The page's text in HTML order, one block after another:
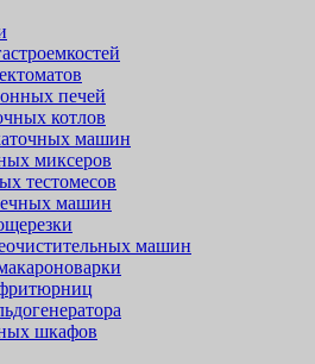
печей
котлов
машин
миксеров
тестомесов
машин
машин
шкафов